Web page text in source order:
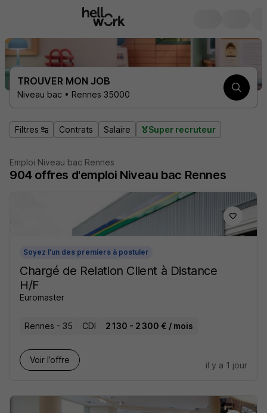
TROUVER MON JOB
Niveau bac • Rennes 35000
Filtres Contrats Salaire Super recruteur
Emploi Niveau bac Rennes
904 offres d'emploi Niveau bac Rennes
Soyez l'un des premiers à postuler
Chargé de Relation Client à Distance
H/F
Euromaster
Rennes - 35 CDI 2 130 - 2 300 € / mois
Voir l’offre
il y a 1 jour